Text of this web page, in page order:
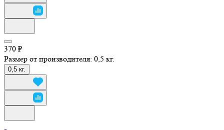
370 ₽
Размер от производителя: 0,5 кг.
0,5 кг.